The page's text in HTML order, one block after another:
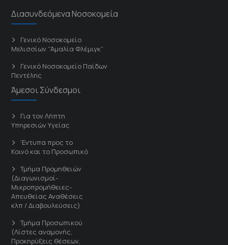
Διασυνδεόμενα Νοσοκομεία
Γενικό Νοσοκομείο
Μελισσίων “Άμαλία Φλέμιγκ”
Γενικό Νοσοκομείο Παίδων
Πεντέλης
Άμεσοι Σύνδεσμοι
Για τον Λήπτη
Υπηρεσιών Υγείας
'Εντυπα προς το
Κοινό και το Προσωπικό
Τμήμα Προμηθειών
(Διαγωνισμοί-
Μικροπρομήθειες-
Απευθείας Αναθέσεις
κλπ / Διαβουλεύσεις)
Τμήμα Προσωπικού
(Λίστες αναμονής,
Προκηρύξεις θέσεων,